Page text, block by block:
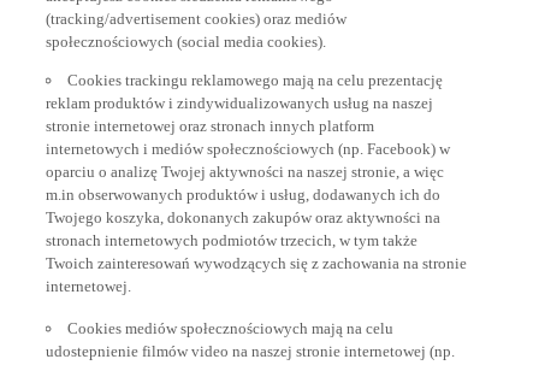
(tracking/advertisement cookies) oraz mediów
społecznościowych (social media cookies).
Cookies trackingu reklamowego mają na celu prezentację
reklam produktów i zindywidualizowanych usług na naszej
stronie internetowej oraz stronach innych platform
internetowych i mediów społecznościowych (np. Facebook) w
oparciu o analizę Twojej aktywności na naszej stronie, a więc
m.in obserwowanych produktów i usług, dodawanych ich do
Twojego koszyka, dokonanych zakupów oraz aktywności na
stronach internetowych podmiotów trzecich, w tym także
Twoich zainteresowań wywodzących się z zachowania na stronie
internetowej.
Cookies mediów społecznościowych mają na celu
udostepnienie filmów video na naszej stronie internetowej (np.